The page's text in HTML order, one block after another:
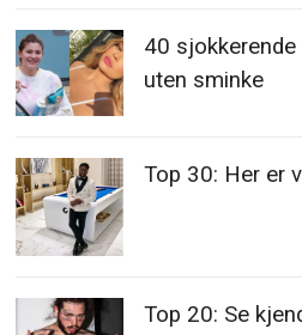
40
uten sminke
Top 30: Her er
Top 20: Se